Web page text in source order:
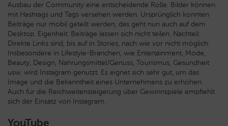
Ausbau der Community eine entscheidende Rolle. Bilder können
mit Hashtags und Tags versehen werden. Ursprünglich konnten
Beiträge nur mobil geteilt werden, das geht nun auch auf dem
Desktop. Eigenheit: Beiträge lassen sich nicht teilen. Nachteil:
Direkte Links sind, bis auf in Stories, nach wie vor nicht möglich.
Insbesondere in Lifestyle-Branchen, wie Entertainment, Mode,
Beauty, Design, Nahrungsmittel/Genuss, Tourismus, Gesundheit
usw. wird Instagram genutzt. Es eignet sich sehr gut, um das
Image und die Bekanntheit eines Unternehmens zu erhöhen.
Auch für die Reichweitensteigerung über Gewinnspiele empfiehlt
sich der Einsatz von Instagram.
YouTube